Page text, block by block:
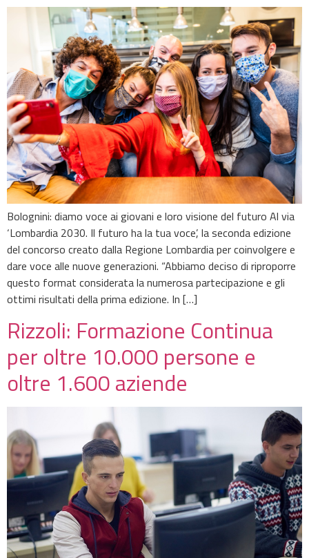
Bolognini: diamo voce ai giovani e loro visione del futuro Al via
‘Lombardia 2030. Il futuro ha la tua voce’, la seconda edizione
del concorso creato dalla Regione Lombardia per coinvolgere e
dare voce alle nuove generazioni. “Abbiamo deciso di riproporre
questo format considerata la numerosa partecipazione e gli
ottimi risultati della prima edizione. In […]
Rizzoli: Formazione Continua
per oltre 10.000 persone e
oltre 1.600 aziende